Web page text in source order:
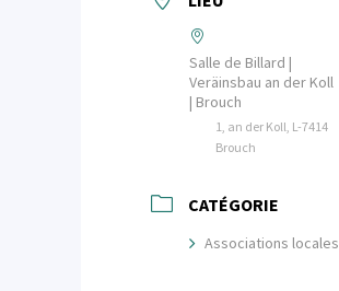
Salle de Billard |
Veräinsbau an der Koll
| Brouch
1, an der Koll, L-7414
Brouch
CATÉGORIE
Associations locales